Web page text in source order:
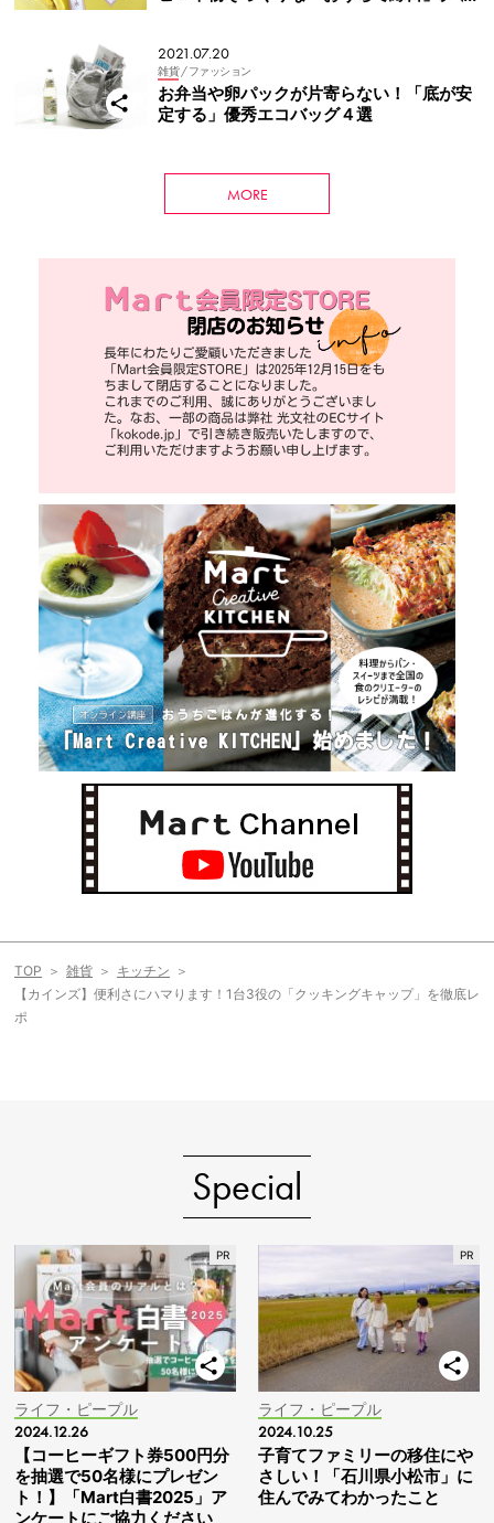
2021.07.20
雑貨 / ファッション
お弁当や卵パックが片寄らない！「底が安
定する」優秀エコバッグ４選
MORE
TOP 雑貨
キッチン
【カインズ】便利さにハマります！1台3役の「クッキングキャップ」を徹底レ
ポ
Special
ライフ・ピープル
2024.12.26
【コーヒーギフト券500円分
を抽選で50名様にプレゼン
ト！】「Mart白書2025」ア
ンケートにご協力ください
ライフ・ピープル
2024.10.25
子育てファミリーの移住にや
さしい！「石川県小松市」に
住んでみてわかったこと